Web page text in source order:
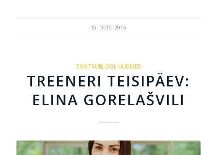
15. DETS. 2016
TANTSUBLOGI UUDISED
TREENERI TEISIPÄEV:
ELINA GORELAŠVILI